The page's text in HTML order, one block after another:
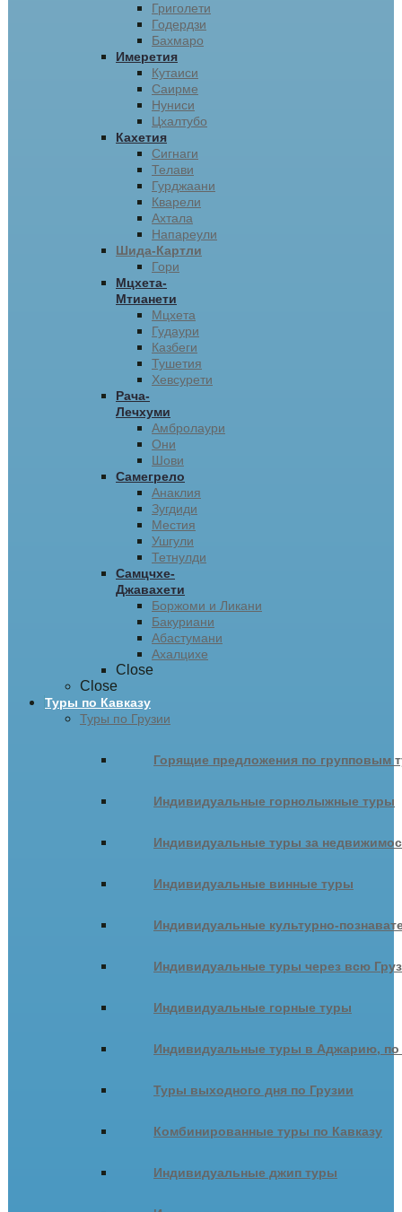
Григолети
Годердзи
Бахмаро
Имеретия
Кутаиси
Саирме
Нуниси
Цхалтубо
Кахетия
Сигнаги
Телави
Гурджаани
Кварели
Ахтала
Напареули
Шида-Картли
Гори
Мцхета-
Мтианети
Мцхета
Гудаури
Казбеги
Тушетия
Хевсурети
Рача-
Лечхуми
Амбролаури
Они
Шови
Самегрело
Анаклия
Зугдиди
Местия
Ушгули
Тетнулди
Самцчхе-
Джавахети
Боржоми и Ликани
Бакуриани
Абастумани
Ахалцихе
Close
Close
Туры по Кавказу
Туры по Грузии
Горящие предложения по групповым
Индивидуальные горнолыжные туры
Индивидуальные туры за
Индивидуальные винные туры
Индивидуальные культурно-
Индивидуальные туры через всю
Индивидуальные горные туры
Индивидуальные туры в Аджарию,
Туры выходного дня по Грузии
Комбинированные туры по Кавказу
Индивидуальные джип туры